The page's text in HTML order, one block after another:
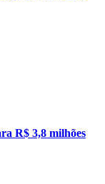
R$ 3,8 milhões